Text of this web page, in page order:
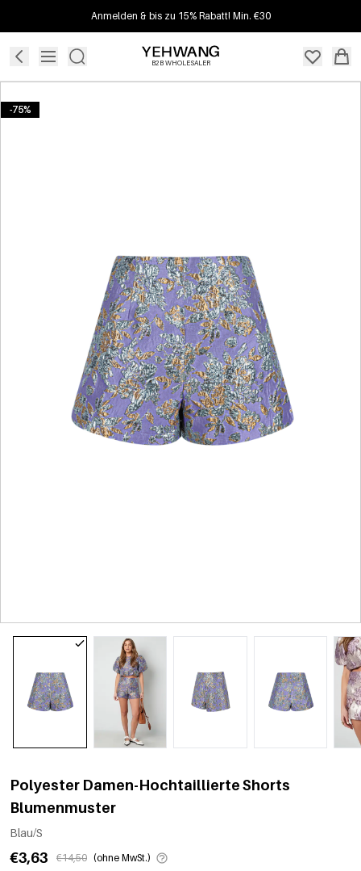
Anmelden & bis zu 15% Rabatt! Min. €30
B2B WHOLESALER
-75%
Polyester Damen-Hochtaillierte Shorts
Blumenmuster
Blau/S
€3,63 €14,50 (ohne MwSt.)